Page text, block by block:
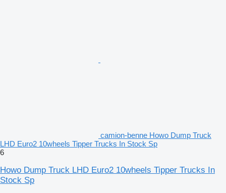
camion-benne Howo Dump Truck
LHD Euro2 10wheels Tipper Trucks In Stock Sp
6
Howo Dump Truck LHD Euro2 10wheels Tipper Trucks In
Stock Sp